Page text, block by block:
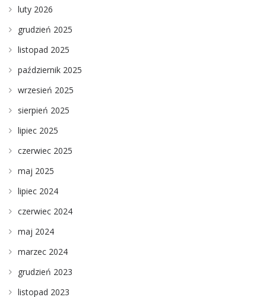
luty 2026
grudzień 2025
listopad 2025
październik 2025
wrzesień 2025
sierpień 2025
lipiec 2025
czerwiec 2025
maj 2025
lipiec 2024
czerwiec 2024
maj 2024
marzec 2024
grudzień 2023
listopad 2023